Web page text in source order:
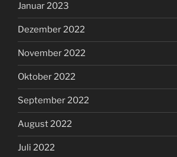
Januar 2023
Dezember 2022
November 2022
Oktober 2022
September 2022
August 2022
Juli 2022